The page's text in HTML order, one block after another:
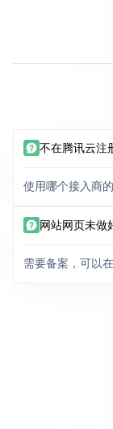
不在腾讯云注
使用哪个接入商
网站网页未做
需要备案，可以